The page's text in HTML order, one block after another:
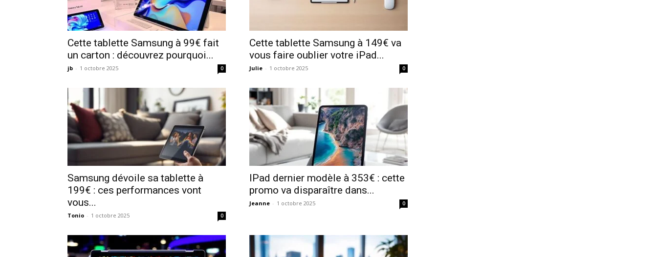
Cette tablette Samsung à 99€ fait
un carton : découvrez pourquoi...
jb - 1 octobre 2025 0
Cette tablette Samsung à 149€ va
vous faire oublier votre iPad...
Julie - 1 octobre 2025 0
Samsung dévoile sa tablette à
199€ : ces performances vont
vous...
Tonio - 1 octobre 2025 0
IPad dernier modèle à 353€ : cette
promo va disparaître dans...
Jeanne - 1 octobre 2025 0